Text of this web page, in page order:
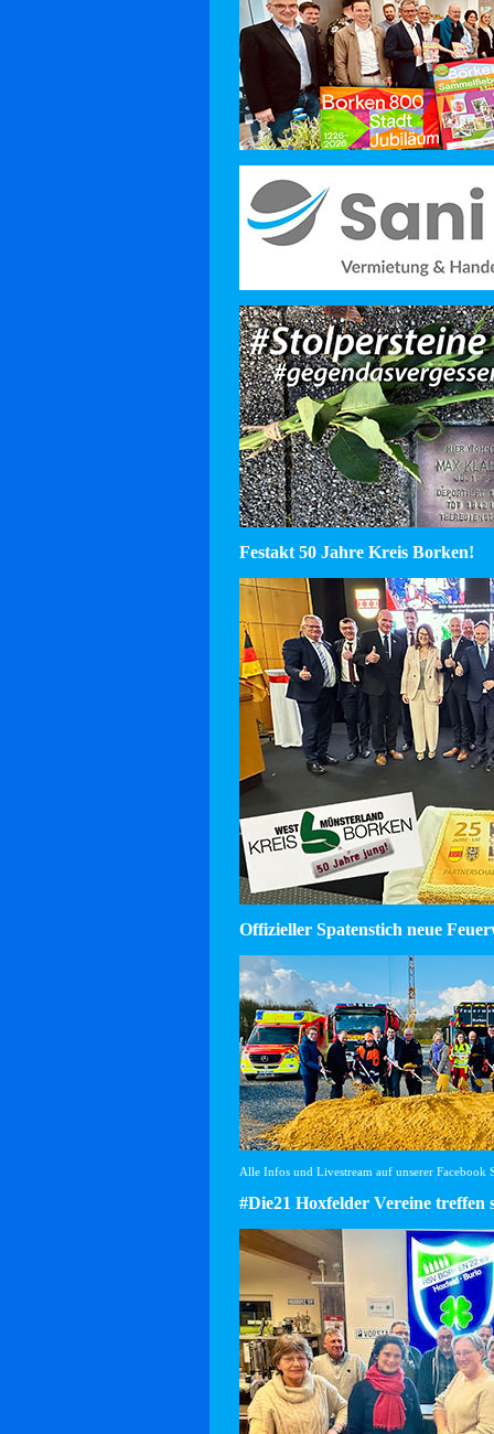
Festakt 50 Jahre Kreis Borken!
Offizieller Spatenstich neue
Alle Infos und Livestream auf unserer Facebook
#Die21 Hoxfelder Vereine treffen